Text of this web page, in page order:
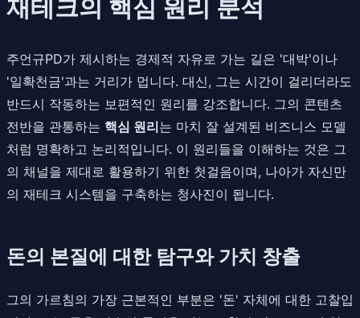
재테크의 핵심 원리 분석
주언규PD가 제시하는 경제적 자유로 가는 길은 '대박'이나
'일확천금'과는 거리가 멉니다. 대신, 그는 시간이 걸리더라도
반드시 작동하는 보편적인 원리를 강조합니다. 그의 콘텐츠
전반을 관통하는 핵심 원리는 마치 잘 설계된 비즈니스 모델
처럼 명확하고 논리적입니다. 이 원리들을 이해하는 것은 그
의 채널을 제대로 활용하기 위한 첫걸음이며, 나아가 자신만
의 재테크 시스템을 구축하는 청사진이 됩니다.
돈의 본질에 대한 탐구와 가치 창출
그의 가르침의 가장 근본적인 부분은 '돈' 자체에 대한 고찰입